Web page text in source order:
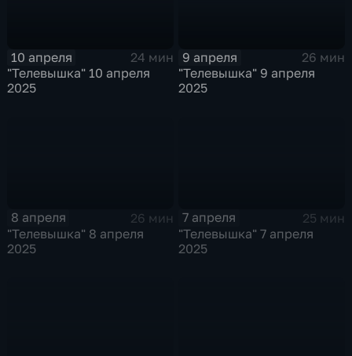
10 апреля
24 мин
"Телевышка" 10 апреля
2025
9 апреля
26 мин
"Телевышка" 9 апреля
2025
8 апреля
26 мин
"Телевышка" 8 апреля
2025
7 апреля
25 мин
"Телевышка" 7 апреля
2025